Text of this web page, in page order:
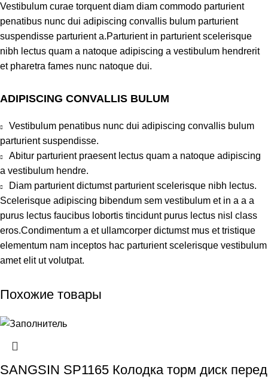
Vestibulum curae torquent diam diam commodo parturient
penatibus nunc dui adipiscing convallis bulum parturient
suspendisse parturient a.Parturient in parturient scelerisque
nibh lectus quam a natoque adipiscing a vestibulum hendrerit
et pharetra fames nunc natoque dui.
ADIPISCING CONVALLIS BULUM
Vestibulum penatibus nunc dui adipiscing convallis bulum
parturient suspendisse.
Abitur parturient praesent lectus quam a natoque adipiscing
a vestibulum hendre.
Diam parturient dictumst parturient scelerisque nibh lectus.
Scelerisque adipiscing bibendum sem vestibulum et in a a a
purus lectus faucibus lobortis tincidunt purus lectus nisl class
eros.Condimentum a et ullamcorper dictumst mus et tristique
elementum nam inceptos hac parturient scelerisque vestibulum
amet elit ut volutpat.
Похожие товары
SANGSIN SP1165 Колодка торм диск перед